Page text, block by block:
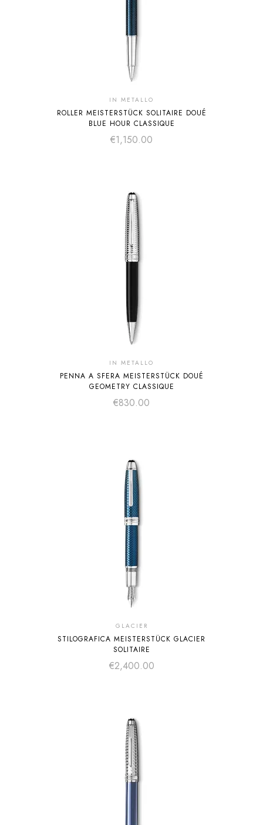
IN METALLO
ROLLER MEISTERSTÜCK SOLITAIRE DOUÉ
BLUE HOUR CLASSIQUE
€1,150.00
IN METALLO
PENNA A SFERA MEISTERSTÜCK DOUÉ
GEOMETRY CLASSIQUE
€830.00
GLACIER
STILOGRAFICA MEISTERSTÜCK GLACIER
SOLITAIRE
€2,400.00